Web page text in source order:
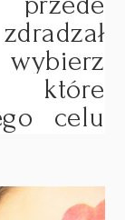
które
celu